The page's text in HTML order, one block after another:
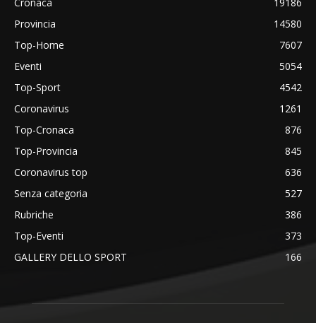
Provincia
14580
Top-Home
7607
Eventi
5054
Top-Sport
4542
Coronavirus
1261
Top-Cronaca
876
Top-Provincia
845
Coronavirus top
636
Senza categoria
527
Rubriche
386
Top-Eventi
373
GALLERY DELLO SPORT
166